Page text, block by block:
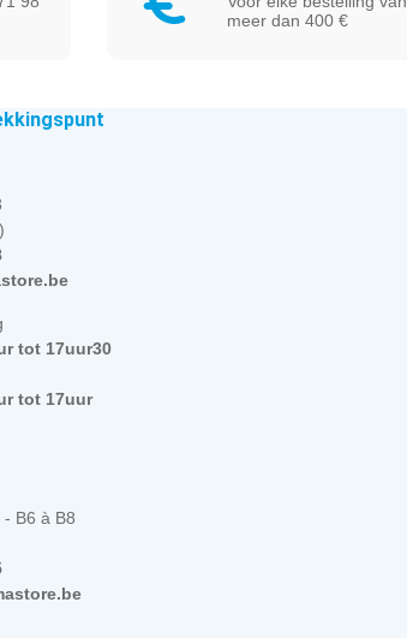
meer dan 400 €
tot 17uur30
tot 17uur
B6 à B8